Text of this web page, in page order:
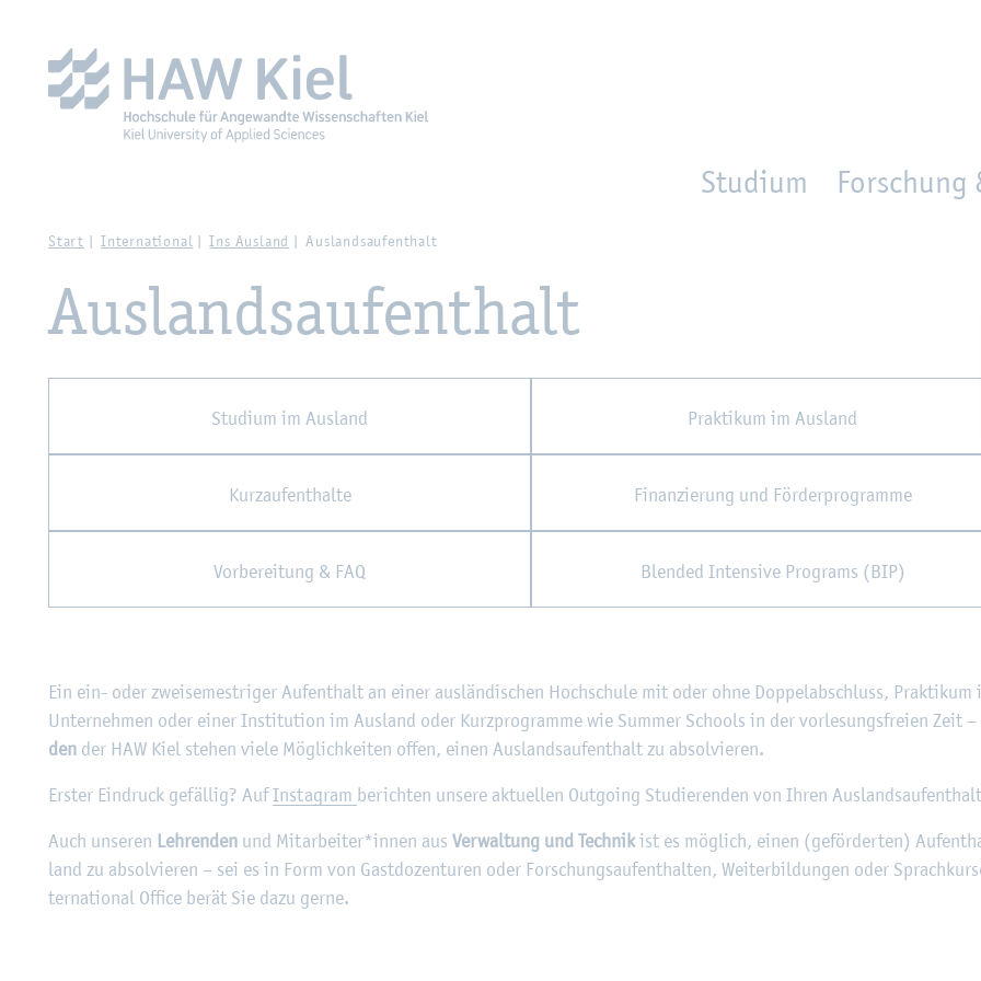
Studium Forschung
Start In­ter­na­tio­nal Ins Aus­land Aus­lands­auf­ent­halt
Aus­lands­auf­ent­halt
Stu­di­um im Aus­land Prak­ti­kum im Aus­land
Kurz­auf­ent­hal­te Fi­nan­zie­rung und För­der­pro­gram­me
Vor­be­rei­tung & FAQ Blen­ded In­ten­si­ve Pro­grams (BIP)
Ein ein- oder zwei­se­mest­ri­ger Auf­ent­halt an einer aus­län­di­schen Hoch­schu­le mit oder ohne Dop­pel­ab­schluss, Prak­ti­kum
Un­ter­neh­men oder einer In­sti­tu­ti­on im Aus­land oder Kurz­pro­gram­me wie Sum­mer Schools in der vor­le­sungs­frei­en Zeit –
den der HAW Kiel ste­hen viele Mög­lich­kei­ten offen, einen Aus­lands­auf­ent­halt zu ab­sol­vie­ren.
Ers­ter Ein­druck ge­fäl­lig? AufIn­sta­gram be­rich­ten un­se­re ak­tu­el­len Out­go­ing Stu­die­ren­den von Ihren
Auch un­se­ren Leh­ren­den und Mit­ar­bei­ter*innen aus Ver­wal­tung und Tech­nik ist es mög­lich, einen (ge­för­der­ten)
land zu ab­sol­vie­ren – sei es in Form von Gast­do­zen­tu­ren oder For­schungs­auf­ent­hal­ten, Wei­ter­bil­dun­gen oder
ter­na­tio­nal Of­fice berät Sie dazu gerne.